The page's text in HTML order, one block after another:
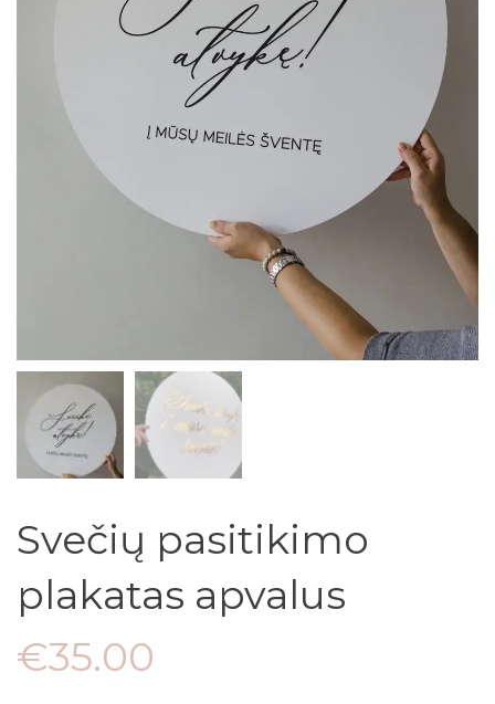
Svečių pasitikimo
plakatas apvalus
€35.00